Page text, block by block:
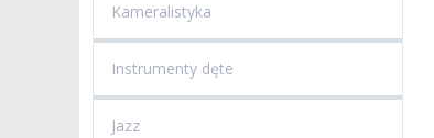
Kameralistyka
Instrumenty dęte
Jazz